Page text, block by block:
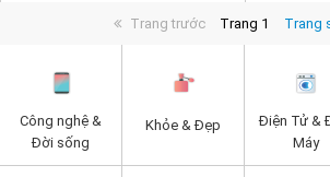
Trang trước Trang 1 Trang
Công nghệ &
Đời sống
Khỏe & Đẹp
Điện Tử &
Máy